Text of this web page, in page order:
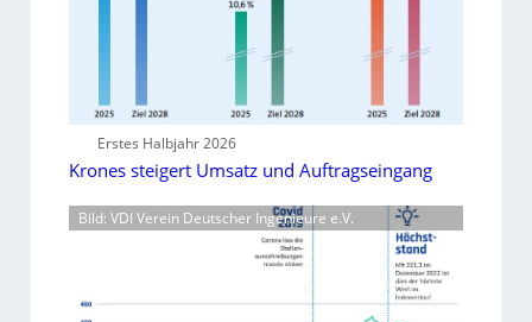
Erstes Halbjahr 2026
Krones steigert Umsatz und Auftragseingang
Bild: VDI Verein Deutscher Ingenieure e.V.